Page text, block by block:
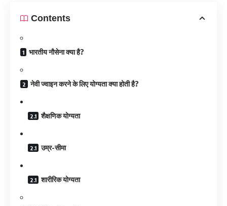
Contents
भारतीय नौसेना क्या है?
नेवी ज्वाइन करने के लिए योग्यता क्या होती है?
शैक्षणिक योग्यता
उम्र-सीमा
शारीरिक योग्यता